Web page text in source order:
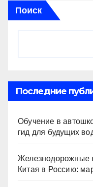
Поиск
Последние
Обучение в
гид для будущих
Железнодорожные
Китая в Россию: